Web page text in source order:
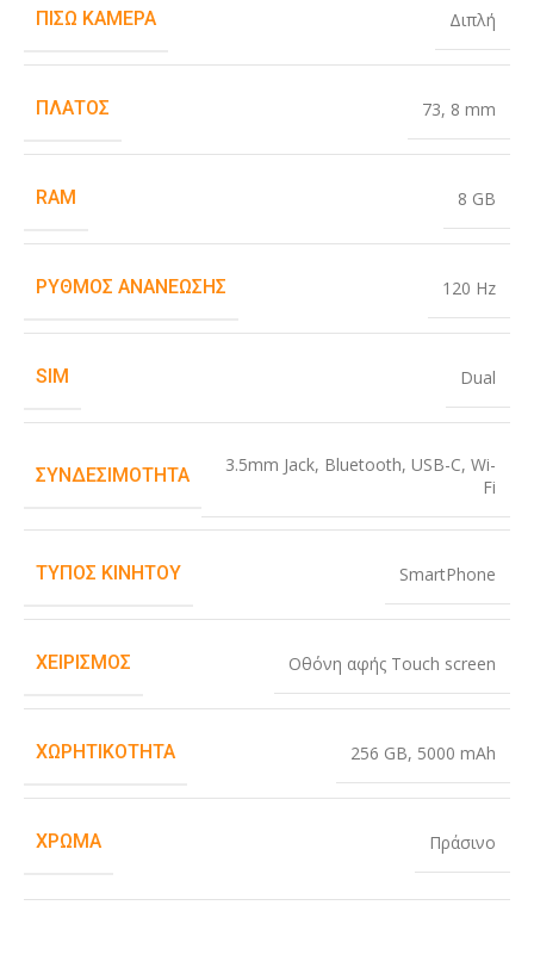
ΠΊΣΩ ΚΆΜΕΡΑ Διπλή
ΠΛΆΤΟΣ 73, 8 mm
RAM 8 GB
ΡΥΘΜΌΣ ΑΝΑΝΈΩΣΗΣ 120 Hz
SIM Dual
ΣΥΝΔΕΣΙΜΌΤΗΤΑ 3.5mm Jack, Bluetooth, USB-C, Wi-
Fi
ΤΎΠΟΣ ΚΙΝΗΤΟΎ SmartPhone
ΧΕΙΡΙΣΜΌΣ Οθόνη αφής Touch screen
ΧΩΡΗΤΙΚΌΤΗΤΑ 256 GB, 5000 mAh
ΧΡΏΜΑ Πράσινο